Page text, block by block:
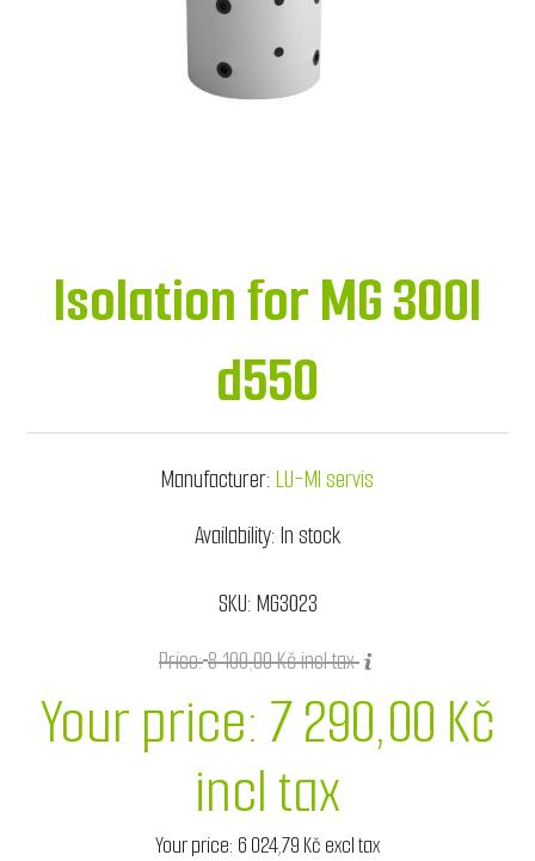
Isolation for MG 300l
d550
Manufacturer:LU-MI servis
Availability:In stock
SKU:MG3023
Price:8 100,00 Kč incl tax
Your price: 7 290,00 Kč
incl tax
Your price: 6 024,79 Kč excl tax